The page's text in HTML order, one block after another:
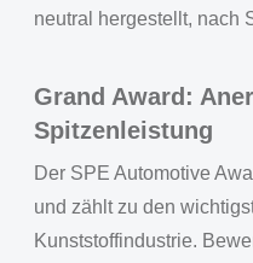
neutral hergestellt, nach
Grand Award:
Spitzenleistung
Der SPE Automotive
und zählt zu den
Kunststoffindustrie.